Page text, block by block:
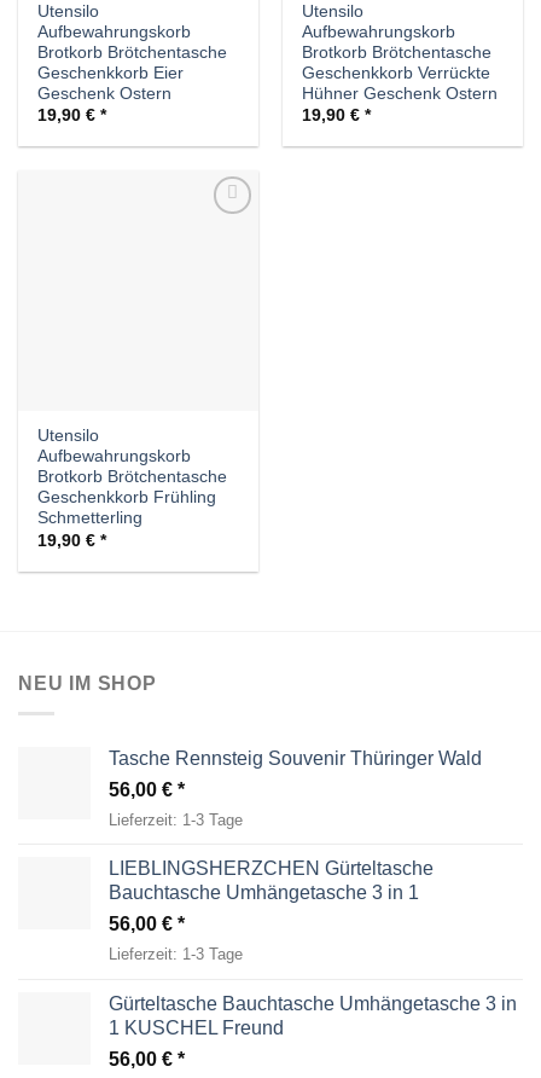
Utensilo
Aufbewahrungskorb
Brotkorb Brötchentasche
Geschenkkorb Eier
Geschenk Ostern
19,90€
Utensilo
Aufbewahrungskorb
Brotkorb Brötchentasche
Geschenkkorb Verrückte
Hühner Geschenk Ostern
19,90€
Utensilo
Aufbewahrungskorb
Brotkorb Brötchentasche
Geschenkkorb Frühling
Schmetterling
19,90€
NEU IM SHOP
Tasche Rennsteig Souvenir Thüringer Wald
56,00 €
Lieferzeit: 1-3 Tage
LIEBLINGSHERZCHEN Gürteltasche
Bauchtasche Umhängetasche 3 in 1
56,00 €
Lieferzeit: 1-3 Tage
Gürteltasche Bauchtasche Umhängetasche 3 in
1 KUSCHEL Freund
56,00 €